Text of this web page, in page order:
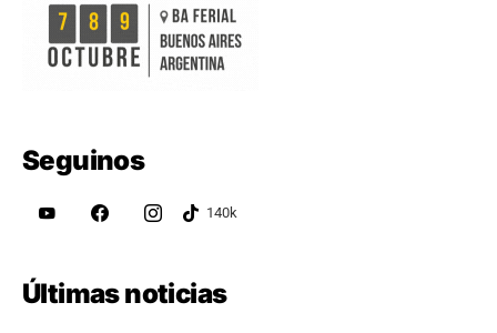
Seguinos
Últimas noticias